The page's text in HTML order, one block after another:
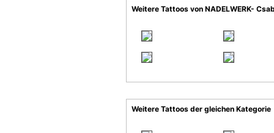
Weitere Tattoos von NADELWERK-
Weitere Tattoos der gleichen Kategorie